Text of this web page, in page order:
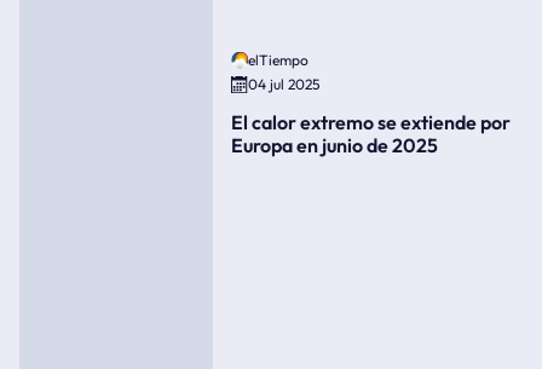
elTiempo
04 jul 2025
El calor extremo se extiende por
Europa en junio de 2025